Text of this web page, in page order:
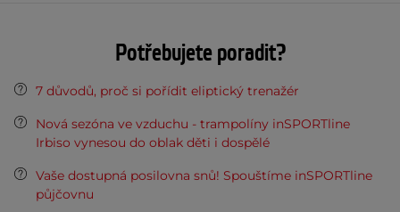
Potřebujete poradit?
7 důvodů, proč si pořídit eliptický trenažér
Nová sezóna ve vzduchu - trampolíny inSPORTline
Irbiso vynesou do oblak děti i dospělé
Vaše dostupná posilovna snů! Spouštíme inSPORTline
půjčovnu